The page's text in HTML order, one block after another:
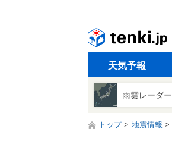
天気予報
雨雲レーダー
トップ 地震情報